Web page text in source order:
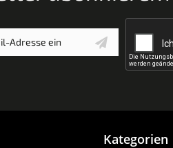
Kategorien